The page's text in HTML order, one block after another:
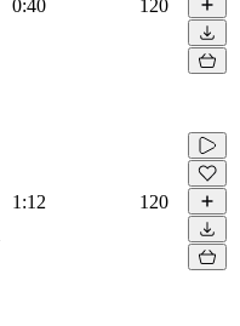
0:40 120
1:12 120